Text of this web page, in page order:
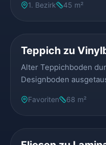
1. Bezirk 45 m²
Teppich zu
Alter Teppichboden
Designboden
Favoriten 68 m²